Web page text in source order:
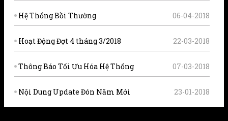
Hệ Thống Bồi Thường 06-04-2018
Hoạt Động Đợt 4 tháng 3/2018 22-03-2018
Thông Báo Tối Ưu Hóa Hệ Thống 07-03-2018
Nội Dung Update Đón Năm Mới 23-01-2018